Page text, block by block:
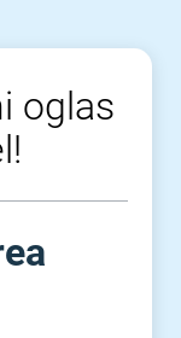
oglas